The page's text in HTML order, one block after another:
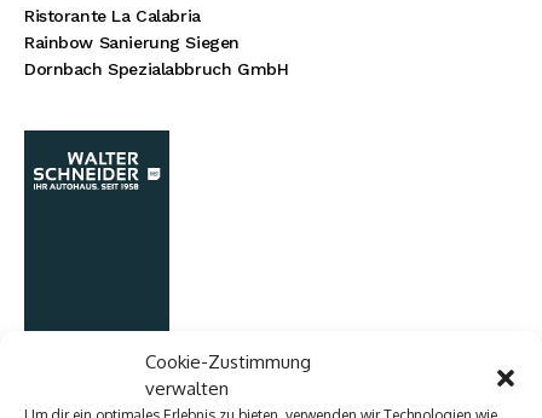
Cookie-Zustimmung
verwalten
Um dir ein optimales Erlebnis zu bieten, verwenden wir Technologien wie
Ristorante La Calabria
Rainbow Sanierung Siegen
Dornbach Spezialabbruch GmbH